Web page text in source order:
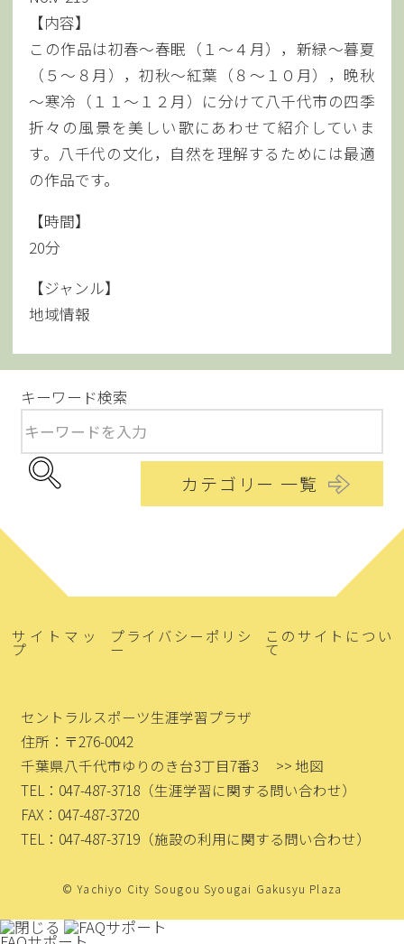
【内容】
この作品は初春～春眠（１～４月），新緑～暮夏
（５～８月），初秋～紅葉（８～１０月），晩秋
～寒冷（１１～１２月）に分けて八千代市の四季
折々の風景を美しい歌にあわせて紹介していま
す。八千代の文化，自然を理解するためには最適
の作品です。
【時間】
20分
【ジャンル】
地域情報
キーワード検索
カテゴリー 一覧
サイトマッ
プ
プライバシーポリシ
ー
このサイトについ
て
セントラルスポーツ生涯学習プラザ
住所：〒276-0042
千葉県八千代市ゆりのき台3丁目7番3
>> 地図
TEL：047-487-3718 （生涯学習に関する問い合わせ）
FAX：047-487-3720
TEL：047-487-3719 （施設の利用に関する問い合わせ）
© Yachiyo City Sougou Syougai Gakusyu Plaza